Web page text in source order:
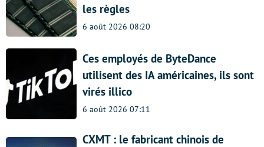
les règles
6 août 2026 08:20
Ces employés de ByteDance
utilisent des IA américaines, ils sont
virés illico
6 août 2026 07:11
CXMT : le fabricant chinois de